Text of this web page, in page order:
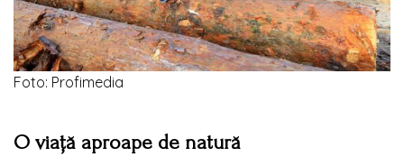
Foto: Profimedia
O viață aproape de natură